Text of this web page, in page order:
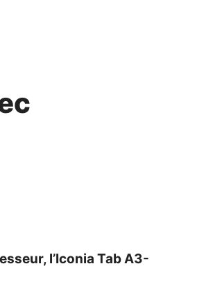
l’Iconia Tab A3-